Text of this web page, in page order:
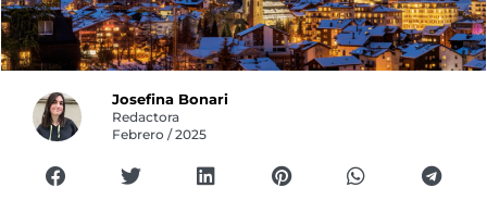
Josefina Bonari
Redactora
Febrero / 2025